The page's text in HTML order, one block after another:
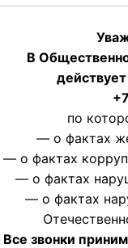
В
по
— о фактах
— о фактах
— о фактах
— о фактах
Все звонки